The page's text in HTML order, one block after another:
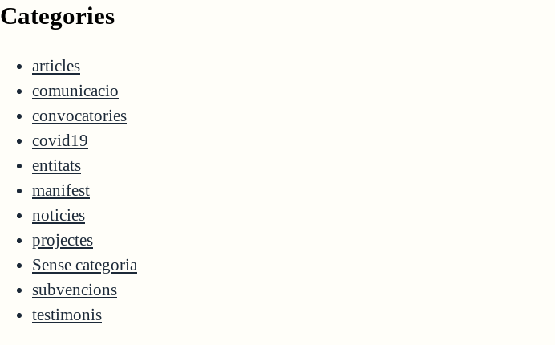
Categories
articles
comunicacio
convocatories
covid19
entitats
manifest
noticies
projectes
Sense categoria
subvencions
testimonis